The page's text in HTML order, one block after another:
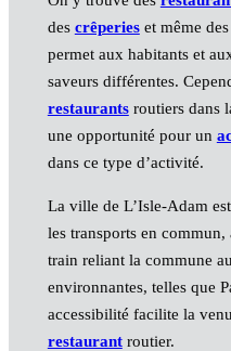
des crêperieset même des
permet aux habitants et
saveurs différentes.
restaurantsroutiers dans
une opportunité pour un
dans ce type d’activité.
La ville de L’Isle-Adam
les transports en commun,
train reliant la commune
environnantes, telles que
accessibilité facilite la
restaurantroutier.